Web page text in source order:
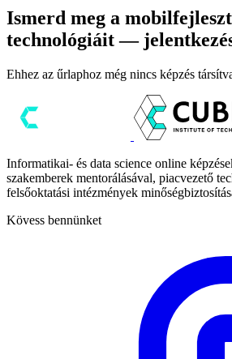
Ismerd meg a
technológiáit —
Ehhez az űrlaphoz még nincs képzés
Informatikai- és data science online
szakemberek mentorálásával, piacvezető
felsőoktatási intézmények
Kövess bennünket